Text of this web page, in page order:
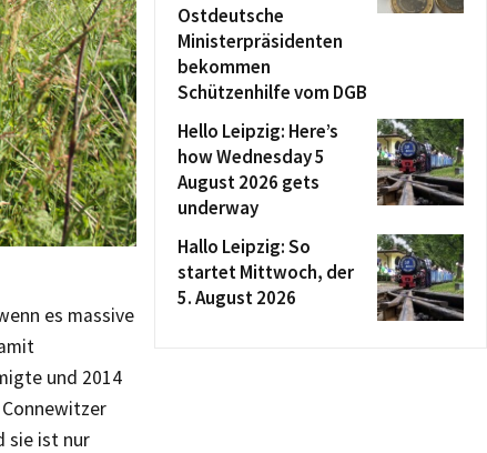
es massive
und 2014
sie ist nur
Ostdeutsche
Ministerpräsidenten
bekommen
Schützenhilfe vom DGB
Hello Leipzig: Here’s
how Wednesday 5
August 2026 gets
underway
Hallo Leipzig: So
startet Mittwoch, der
5. August 2026